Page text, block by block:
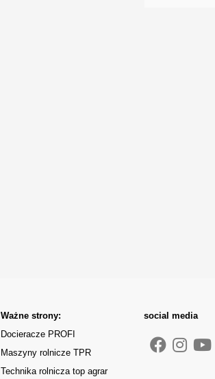
Ważne strony:
Docieracze PROFI
Maszyny rolnicze TPR
Technika rolnicza top agrar
social media